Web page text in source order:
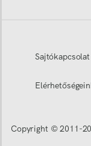
Sajtókapcsolat
Copyright © 2011-